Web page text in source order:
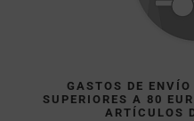
GASTOS DE
SUPERIORES A 80
ARTÍCULOS